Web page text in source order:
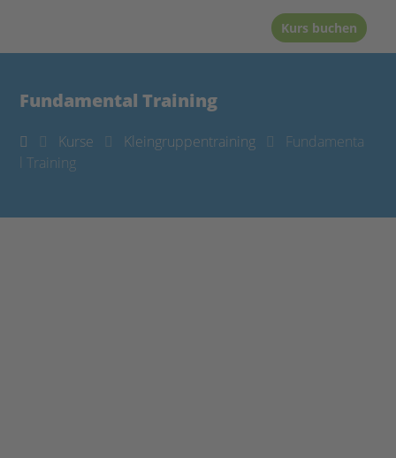
Kurs buchen
Fundamental Training
Kurse Kleingruppentraining
Fundamenta
l Training